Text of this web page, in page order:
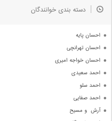
جدیدترین ها
دسته بندی خوانندگان
احسان پایه
احسان تهرانچی
احسان خواجه امیری
احمد سعیدی
احمد سلو
احمد صفایی
آرش  و مسیح